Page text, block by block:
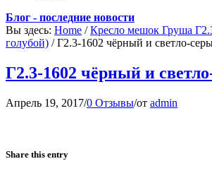
Блог - последние новости
Вы здесь: Home / Кресло мешок Груша
голубой) / Г2.3-1602 чёрный и светло-
Г2.3-1602 чёрный и
Апрель 19, 2017/0 Отзывы/от admin
Share this entry